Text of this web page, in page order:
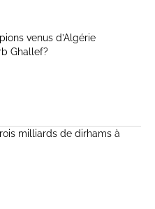
venus d’Algérie
Ghallef?
milliards de dirhams à